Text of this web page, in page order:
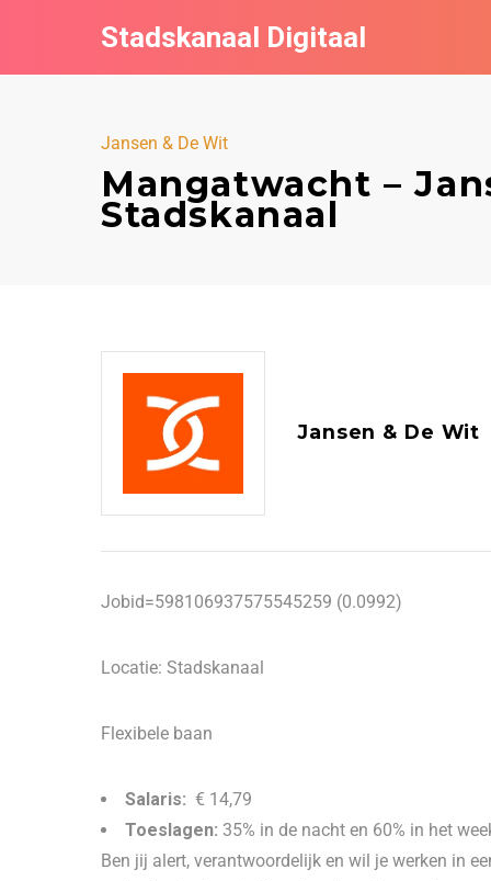
Stadskanaal Digitaal
Jansen & De Wit
Mangatwacht –
Stadskanaal
Jansen & De Wit
Jobid=598106937575545259 (0.0992)
Locatie: Stadskanaal
Flexibele baan
Salaris: € 14,79
Toeslagen: 35% in de nacht en 60% in het
Ben jij alert, verantwoordelijk en wil je werken in